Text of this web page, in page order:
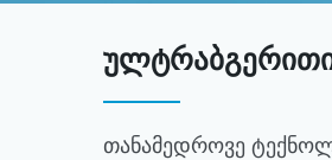
თანამედროვე